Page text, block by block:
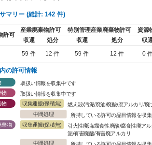
マリー (総計: 142 件)
許可
産業廃棄物許可 特別管理産業廃棄物許可
資源
収運
処分 収運 処分 収
59 件 12 件 59 件 12 件 0
の許可情報
取扱い情報を収集中です
物
取扱い情報を収集中です
物
収集運搬(保積無)
燃え殻/汚泥/廃油/廃酸/廃アルカリ/
中間処理
所持している許可の品目情報を収
棄物
収集運搬(保積無)
引火性廃油/腐食性廃酸/腐食性廃ア
泥/有害廃酸/有害廃アルカリ
中間処理